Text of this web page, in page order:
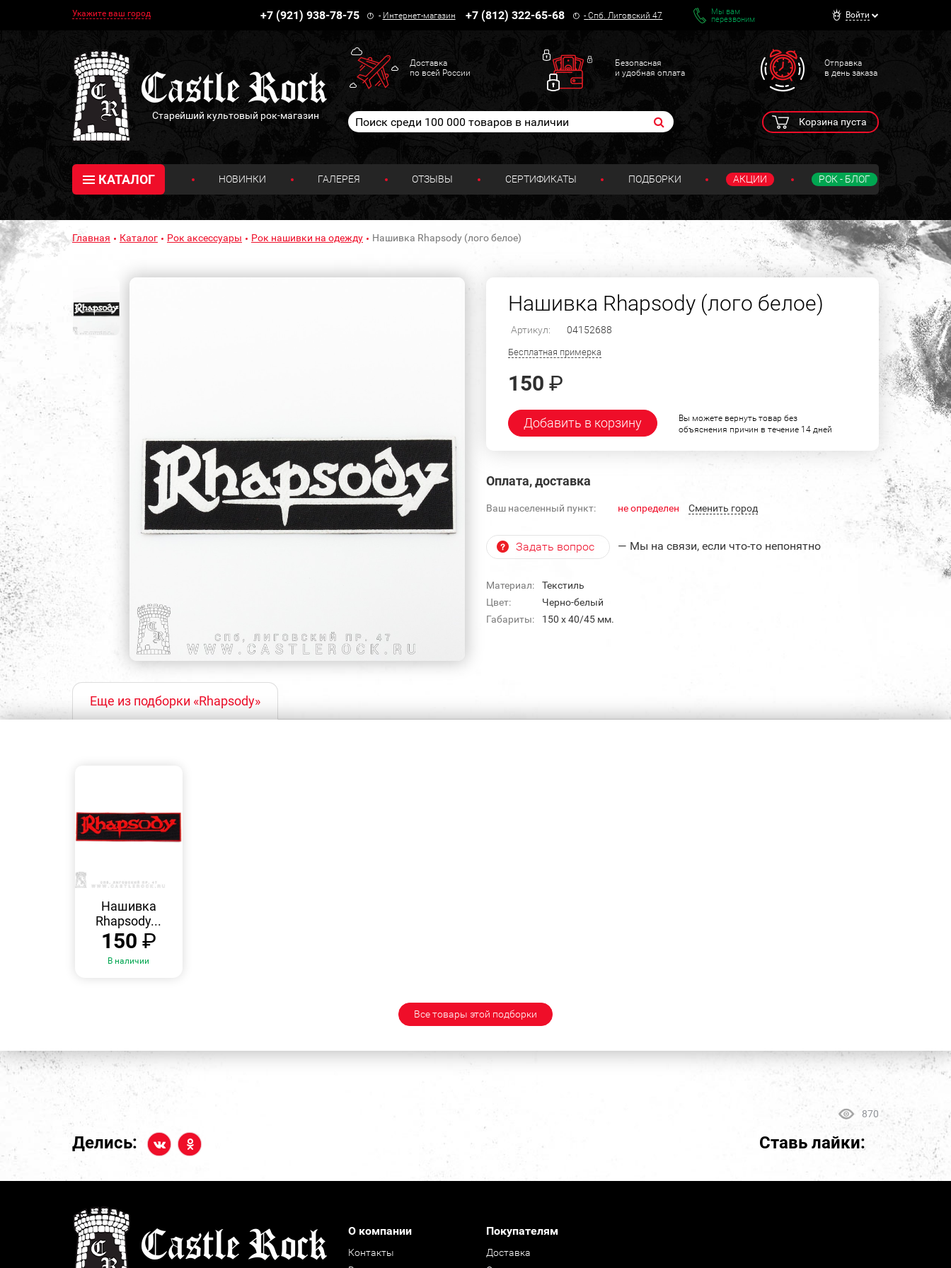
Укажите ваш город +7 (921) 938-78-75 - Интернет-магазин +7 (812) 322-65-68 -Спб. Лиговский 47
Мы вам
перезвоним
Войти
Старейший культовый рок-магазин
Доставка
по всей России
Безопасная
и удобная оплата
Отправка
в день заказа
Корзина пуста
КАТАЛОГ НОВИНКИ ГАЛЕРЕЯ ОТЗЫВЫ СЕРТИФИКАТЫ ПОДБОРКИ АКЦИИ РОК - БЛОГ
Главная Каталог Рок аксессуары Рок нашивки на одежду Нашивка Rhapsody (лого белое)
Нашивка Rhapsody (лого белое)
Артикул: 04152688
Бесплатная примерка
150 ₽
Добавить в корзину
Вы можете вернуть товар без
объяснения причин в течение 14 дней
Оплата, доставка
Ваш населенный пункт: не определен Cменить город
Задать вопрос — Мы на связи, если что-то непонятно
Материал:
Текстиль
Цвет:
Черно-белый
Габариты:
150 x 40/45 мм.
Еще из подборки «Rhapsody»
ПРОСМОТР
Нашивка
Rhapsody...
150 ₽
В наличии
Все товары этой подборки
870
Делись: Ставь лайки:
О компании
Контакты
Покупателям
Доставка